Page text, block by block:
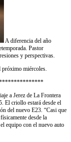
A diferencia del año
Pastor
y perspectivas.
próximo miércoles.
a Jerez de La Frontera
El criollo estará desde el
del nuevo E23. “Casi que
desde la
equipo con el nuevo auto